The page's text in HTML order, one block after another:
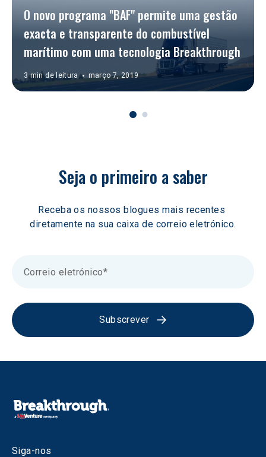
O novo programa "BAF" permite uma gestão
exacta e transparente do combustível
marítimo com uma tecnologia Breakthrough
3 min de leitura março 7, 2019
Seja o primeiro a saber
Receba os nossos blogues mais recentes
diretamente na sua caixa de correio eletrónico.
Subscrever
Siga-nos